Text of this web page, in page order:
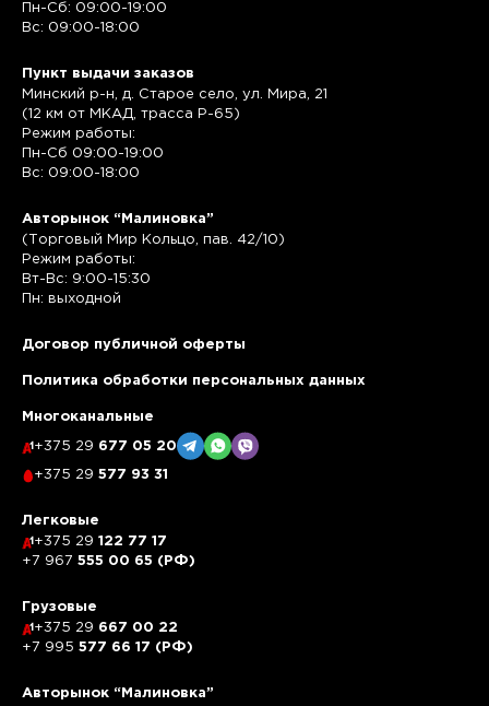
Пн-Сб: 09:00-19:00
Вс: 09:00-18:00
Пункт выдачи заказов
Минский р-н, д. Старое село, ул. Мира, 21
(12 км от МКАД, трасса P-65)
Режим работы:
Пн-Сб 09:00-19:00
Вс: 09:00-18:00
Авторынок “Малиновка”
(Торговый Мир Кольцо, пав. 42/10)
Режим работы:
Вт-Вс: 9:00-15:30
Пн: выходной
Договор публичной оферты
Политика обработки персональных данных
Многоканальные
+375 29 677 05 20
+375 29 577 93 31
Легковые
+375 29 122 77 17
+7 967 555 00 65 (РФ)
Грузовые
+375 29 667 00 22
+7 995 577 66 17 (РФ)
Авторынок “Малиновка”